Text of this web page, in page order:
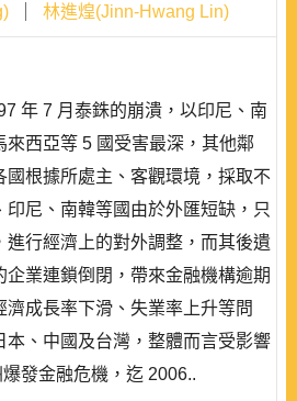
林進煌(Jinn-Hwang Lin)
年 7 月泰銖的崩潰，以印尼、南
西亞等 5 國受害最深，其他鄰
國根據所處主、客觀環境，採取不
印尼、南韓等國由於外匯短缺，只
進行經濟上的對外調整，而其後遺
業連鎖倒閉，帶來金融機構逾期
成長率下滑、失業率上升等問
本、中國及台灣，整體而言受影響
發金融危機，迄 2006..